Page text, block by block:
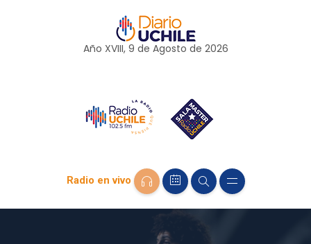
Año XVIII, 9 de Agosto de 2026
Radio en vivo